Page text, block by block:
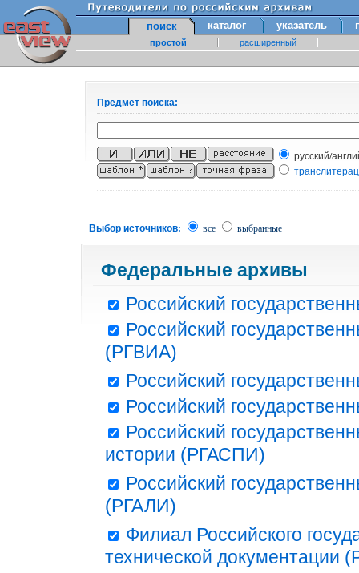
поиск каталог указатель
простой расширенный
Предмет поиска:
русский/
Выбор источников: все выбранные
Федеральные архивы
Российский
Российский
(РГВИА)
Российский
Российский
Российский
истории (РГАСПИ)
Российский
(РГАЛИ)
Филиал Российского
технической документации